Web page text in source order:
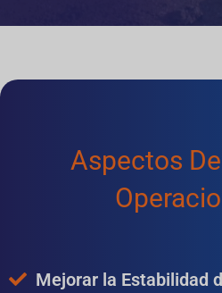
Aspectos
Mejorar la Estabilidad